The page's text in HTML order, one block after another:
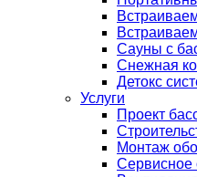
Сауны с
Снежная
Детокс
Услуги
Проект
Монтаж
Сервисное